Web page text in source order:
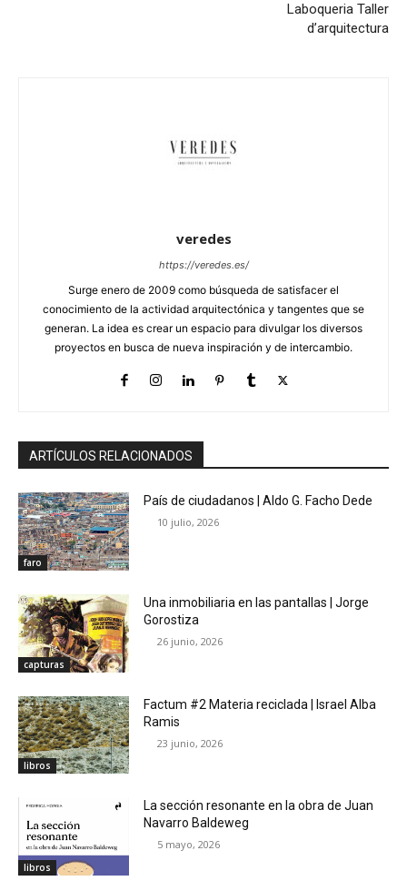
Laboqueria Taller
d’arquitectura
veredes
https://veredes.es/
Surge enero de 2009 como búsqueda de satisfacer el
conocimiento de la actividad arquitectónica y tangentes que se
generan. La idea es crear un espacio para divulgar los diversos
proyectos en busca de nueva inspiración y de intercambio.
ARTÍCULOS RELACIONADOS
faro
País de ciudadanos | Aldo G. Facho Dede
10 julio, 2026
capturas
Una inmobiliaria en las pantallas | Jorge
Gorostiza
26 junio, 2026
libros
Factum #2 Materia reciclada | Israel Alba
Ramis
23 junio, 2026
libros
La sección resonante en la obra de Juan
Navarro Baldeweg
5 mayo, 2026